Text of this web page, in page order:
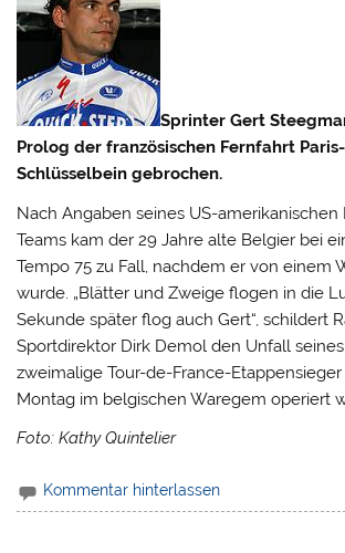
Sprinter Gert
Prolog der französischen Fernfahrt
Schlüsselbein gebrochen.
Nach Angaben seines US-amerikanischen
Teams kam der 29 Jahre alte Belgier bei
Tempo 75 zu Fall, nachdem er von einem
wurde. „Blätter und Zweige flogen in die
Sekunde später flog auch Gert“, schildert
Sportdirektor Dirk Demol den Unfall
zweimalige Tour-de-France-
Montag im belgischen Waregem operiert
Foto: Kathy Quintelier
Kommentar hinterlassen